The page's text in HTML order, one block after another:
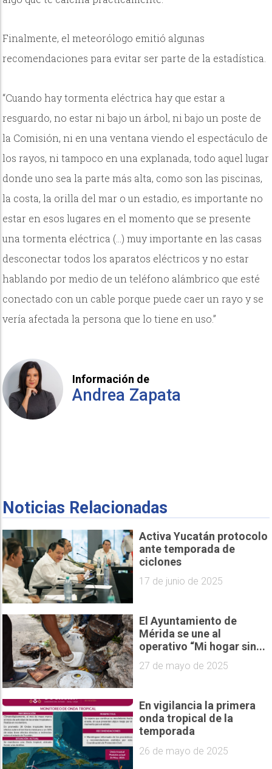
Finalmente, el meteorólogo emitió algunas
recomendaciones para evitar ser parte de la estadística.
“Cuando hay tormenta eléctrica hay que estar a
resguardo, no estar ni bajo un árbol, ni bajo un poste de
la Comisión, ni en una ventana viendo el espectáculo de
los rayos, ni tampoco en una explanada, todo aquel lugar
donde uno sea la parte más alta, como son las piscinas,
la costa, la orilla del mar o un estadio, es importante no
estar en esos lugares en el momento que se presente
una tormenta eléctrica (…) muy importante en las casas
desconectar todos los aparatos eléctricos y no estar
hablando por medio de un teléfono alámbrico que esté
conectado con un cable porque puede caer un rayo y se
vería afectada la persona que lo tiene en uso.”
Información de
Andrea Zapata
Noticias Relacionadas
Activa Yucatán protocolo
ante temporada de
ciclones
17 de junio de 2025
El Ayuntamiento de
Mérida se une al
operativo “Mi hogar sin...
27 de mayo de 2025
En vigilancia la primera
onda tropical de la
temporada
26 de mayo de 2025